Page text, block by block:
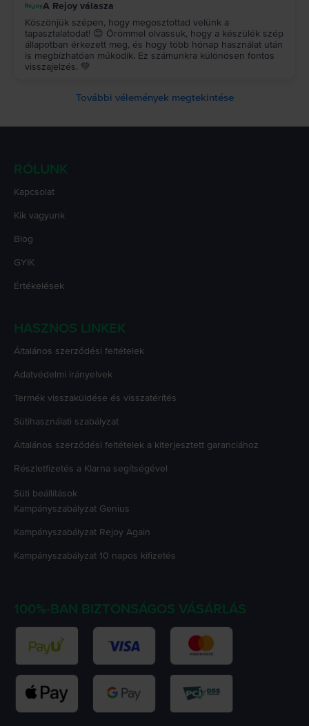
A Rejoy válasza
Köszönjük szépen, hogy megosztottad velünk a
tapasztalatodat! 😊 Örömmel olvassuk, hogy a készülék szép
állapotban érkezett meg, és hogy több hónap használat után
is megbízhatóan működik. Ez számunkra különösen fontos
visszajelzés. 💚
További vélemények megtekintése
RÓLUNK
Kapcsolat
Kik vagyunk
Blog
GYIK
Értékelések
HASZNOS LINKEK
Általános szerződési feltételek
Adatvédelmi irányelvek
Termék visszaküldése és visszatérítés
Sütihasználati szabályzat
Általános szerződési feltételek a kiterjesztett garanciához
Részletfizetés a Klarna segítségével
Süti beállítások
Kampányszabályzat Genius
Kampányszabályzat Rejoy Again
Kampányszabályzat 10 napos kifizetés
100%-BAN BIZTONSÁGOS VÁSÁRLÁS